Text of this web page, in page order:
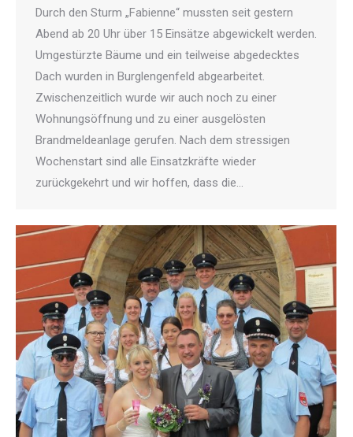
Durch den Sturm „Fabienne“ mussten seit gestern
Abend ab 20 Uhr über 15 Einsätze abgewickelt werden.
Umgestürzte Bäume und ein teilweise abgedecktes
Dach wurden in Burglengenfeld abgearbeitet.
Zwischenzeitlich wurde wir auch noch zu einer
Wohnungsöffnung und zu einer ausgelösten
Brandmeldeanlage gerufen. Nach dem stressigen
Wochenstart sind alle Einsatzkräfte wieder
zurückgekehrt und wir hoffen, dass die…